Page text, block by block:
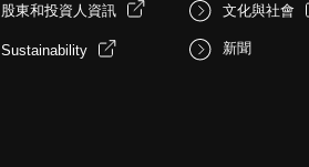
股東和投資人資訊
Sustainability
文化與社會
新聞